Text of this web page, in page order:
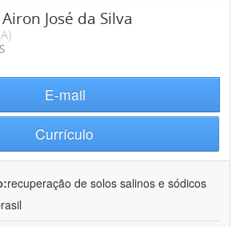
Airon José da Silva
E-mail
Currículo
recuperação de solos salinos e sódicos